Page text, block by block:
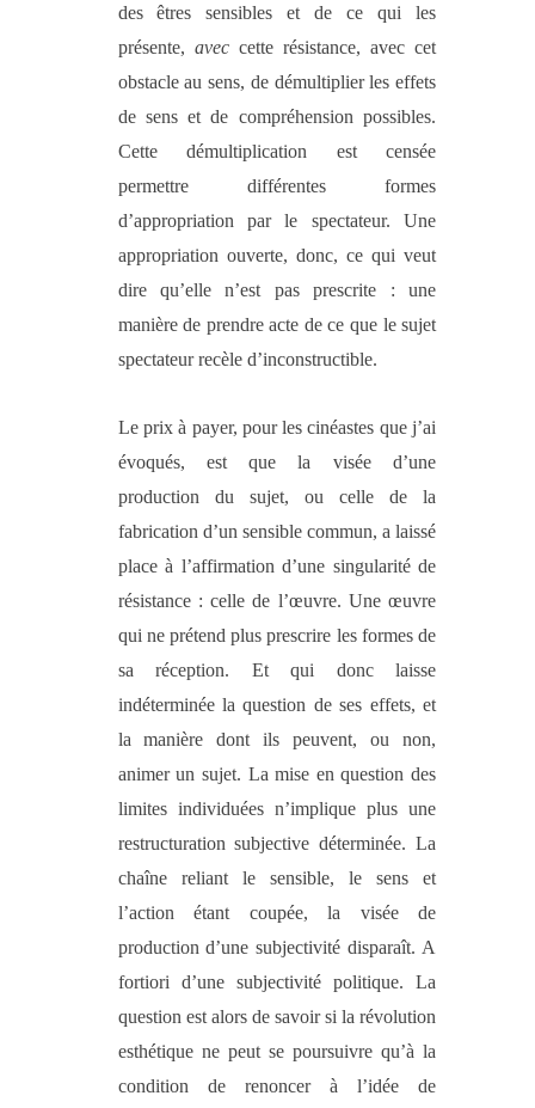
des êtres sensibles et de ce qui les
présente, aveccette résistance, avec cet
obstacle au sens, de démultiplier les effets
de sens et de compréhension possibles.
Cette démultiplication est censée
permettre différentes formes
d’appropriation par le spectateur. Une
appropriation ouverte, donc, ce qui veut
dire qu’elle n’est pas prescrite : une
manière de prendre acte de ce que le sujet
spectateur recèle d’inconstructible.
Le prix à payer, pour les cinéastes que j’ai
évoqués, est que la visée d’une
production du sujet, ou celle de la
fabrication d’un sensible commun, a laissé
place à l’affirmation d’une singularité de
résistance : celle de l’œuvre. Une œuvre
qui ne prétend plus prescrire les formes de
sa réception. Et qui donc laisse
indéterminée la question de ses effets, et
la manière dont ils peuvent, ou non,
animer un sujet. La mise en question des
limites individuées n’implique plus une
restructuration subjective déterminée. La
chaîne reliant le sensible, le sens et
l’action étant coupée, la visée de
production d’une subjectivité disparaît. A
fortiori d’une subjectivité politique. La
question est alors de savoir si la révolution
esthétique ne peut se poursuivre qu’à la
condition de renoncer à l’idée de